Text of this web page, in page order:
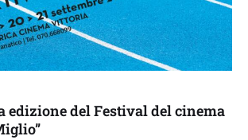
edizione del Festival del cinema